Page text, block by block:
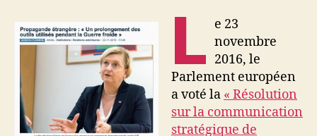
L e 23
novembre
2016, le
Parlement européen
a voté la « Résolution
sur la communication
stratégique de